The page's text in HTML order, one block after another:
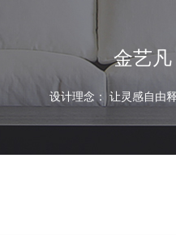
金艺凡
设计理念： 让灵感自由